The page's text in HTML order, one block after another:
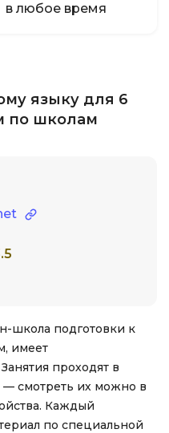
в любое время
языку для 6
по школам
школа подготовки к
имеет
проходят в
смотреть их можно в
Каждый
по специальной